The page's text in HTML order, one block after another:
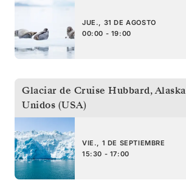
JUE., 31 DE AGOSTO
00:00 - 19:00
Glaciar de Cruise Hubbard, Alaska
Unidos (USA)
VIE., 1 DE SEPTIEMBRE
15:30 - 17:00